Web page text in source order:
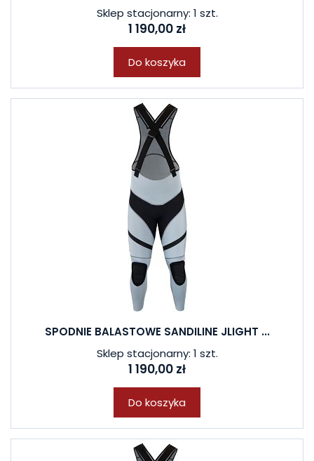
Sklep stacjonarny: 1 szt.
1 190,00 zł
Do koszyka
SPODNIE BALASTOWE SANDILINE JLIGHT ...
Sklep stacjonarny: 1 szt.
1 190,00 zł
Do koszyka